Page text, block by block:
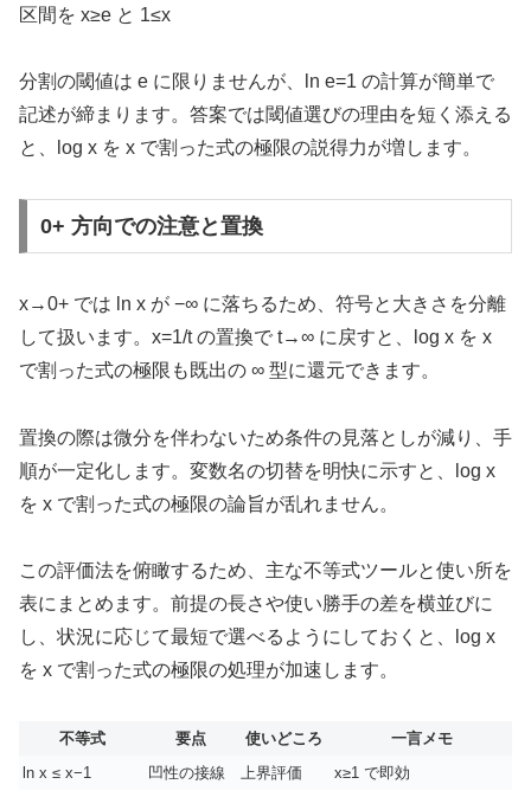
区間を x≥e と 1≤x
分割の閾値は e に限りませんが、ln e=1 の計算が簡単で
記述が締まります。答案では閾値選びの理由を短く添える
と、log x を x で割った式の極限の説得力が増します。
0+ 方向での注意と置換
x→0+ では ln x が −∞ に落ちるため、符号と大きさを分離
して扱います。x=1/t の置換で t→∞ に戻すと、log x を x
で割った式の極限も既出の ∞ 型に還元できます。
置換の際は微分を伴わないため条件の見落としが減り、手
順が一定化します。変数名の切替を明快に示すと、log x
を x で割った式の極限の論旨が乱れません。
この評価法を俯瞰するため、主な不等式ツールと使い所を
表にまとめます。前提の長さや使い勝手の差を横並びに
し、状況に応じて最短で選べるようにしておくと、log x
を x で割った式の極限の処理が加速します。
不等式 要点 使いどころ
一言メモ
ln x ≤ x−1
凹性の接線 上界評価
x≥1 で即効